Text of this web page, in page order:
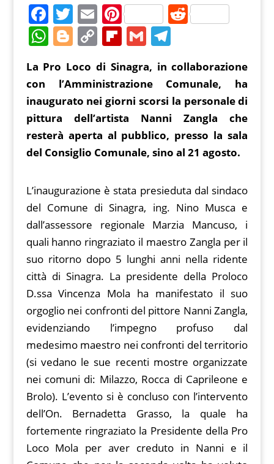
F
a
c
e
b
o
o
k
T
w
itt
er
E
m
ai
l
Pi
nt
er
e
st
R
di
t
W
at
s
A
p
p
Bl
g
g
er
C
o
p
y
Li
n
k
Fl
b
o
ar
d
G
m
ai
l
T
el
e
gr
a
m
La Pro Loco di Sinagra, in collaborazione
con l’Amministrazione Comunale, ha
inaugurato nei giorni scorsi la personale di
pittura dell’artista Nanni Zangla che
resterà aperta al pubblico, presso la sala
del Consiglio Comunale, sino al 21 agosto.
L’inaugurazione è stata presieduta dal sindaco
del Comune di Sinagra, ing. Nino Musca e
dall’assessore regionale Marzia Mancuso, i
quali hanno ringraziato il maestro Zangla per il
suo ritorno dopo 5 lunghi anni nella ridente
città di Sinagra. La presidente della Proloco
D.ssa Vincenza Mola ha manifestato il suo
orgoglio nei confronti del pittore Nanni Zangla,
evidenziando l’impegno profuso dal
medesimo maestro nei confronti del territorio
(si vedano le sue recenti mostre organizzate
nei comuni di: Milazzo, Rocca di Caprileone e
Brolo). L’evento si è concluso con l’intervento
dell’On. Bernadetta Grasso, la quale ha
fortemente ringraziato la Presidente della Pro
Loco Mola per aver creduto in Nanni e il